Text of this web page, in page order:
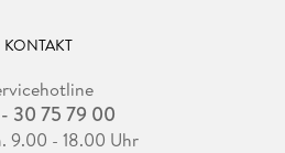
KONTAKT
30 75 79 00
9.00 - 18.00 Uhr